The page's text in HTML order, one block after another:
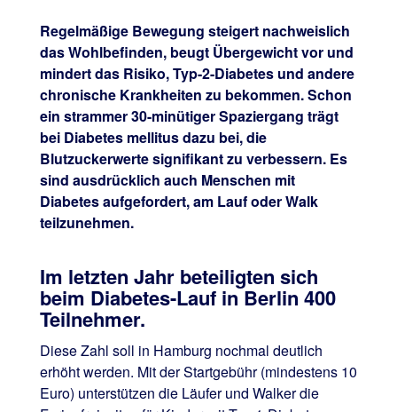
Regelmäßige Bewegung steigert nachweislich
das Wohlbefinden, beugt Übergewicht vor und
mindert das Risiko, Typ-2-Diabetes und andere
chronische Krankheiten zu bekommen. Schon
ein strammer 30-minütiger Spaziergang trägt
bei Diabetes mellitus dazu bei, die
Blutzuckerwerte signifikant zu verbessern. Es
sind ausdrücklich auch Menschen mit
Diabetes aufgefordert, am Lauf oder Walk
teilzunehmen.
Im letzten Jahr beteiligten sich
beim Diabetes-Lauf in Berlin 400
Teilnehmer.
Diese Zahl soll in Hamburg nochmal deutlich
erhöht werden. Mit der Startgebühr (mindestens 10
Euro) unterstützen die Läufer und Walker die